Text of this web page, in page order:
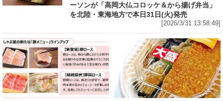
ーソンが「高岡大仏コロッケ＆から揚げ弁当」
を北陸・東海地方で本日31日(火)発売
[2026/3/31 13:58:49]